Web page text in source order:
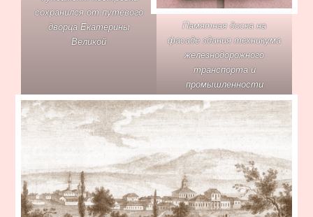
сохранился от путевого
дворца Екатерины
Великой
Памятная доска на
фасаде здания техникума
железнодорожного
транспорта и
промышленности